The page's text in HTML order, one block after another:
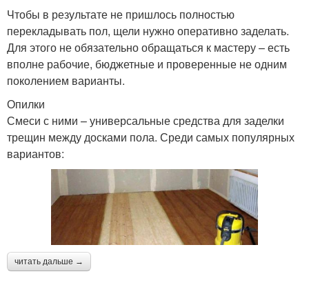
Чтобы в результате не пришлось полностью
перекладывать пол, щели нужно оперативно заделать.
Для этого не обязательно обращаться к мастеру – есть
вполне рабочие, бюджетные и проверенные не одним
поколением варианты.
Опилки
Смеси с ними – универсальные средства для заделки
трещин между досками пола. Среди самых популярных
вариантов:
читать дальше →